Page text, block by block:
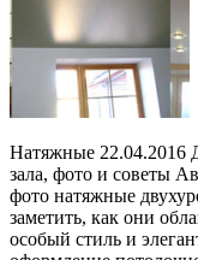
Натяжные 22.04.2016
зала, фото и советы
фото натяжные
заметить, как они
особый стиль и